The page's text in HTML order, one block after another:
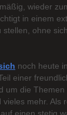
wieder
in einem
stellen, ohne
noch heute
einer
um die
vieles mehr. Als